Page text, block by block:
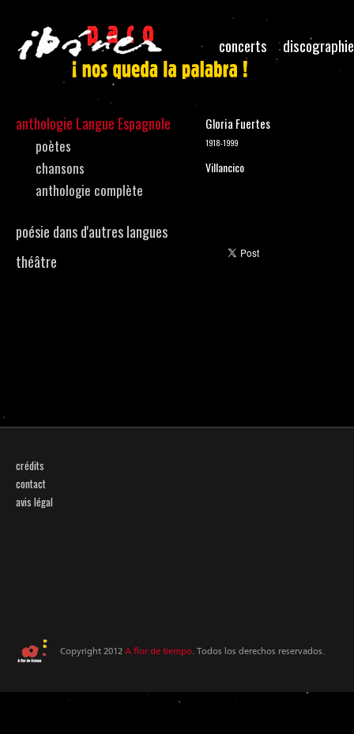
concerts discographie
Gloria Fuertes
1918-1999
Villancico
anthologie Langue Espagnole
poètes
chansons
anthologie complète
poésie dans d'autres langues
théâtre
crédits
contact
avis légal
Copyright 2012 A flor de tiempo. Todos los derechos reservados.